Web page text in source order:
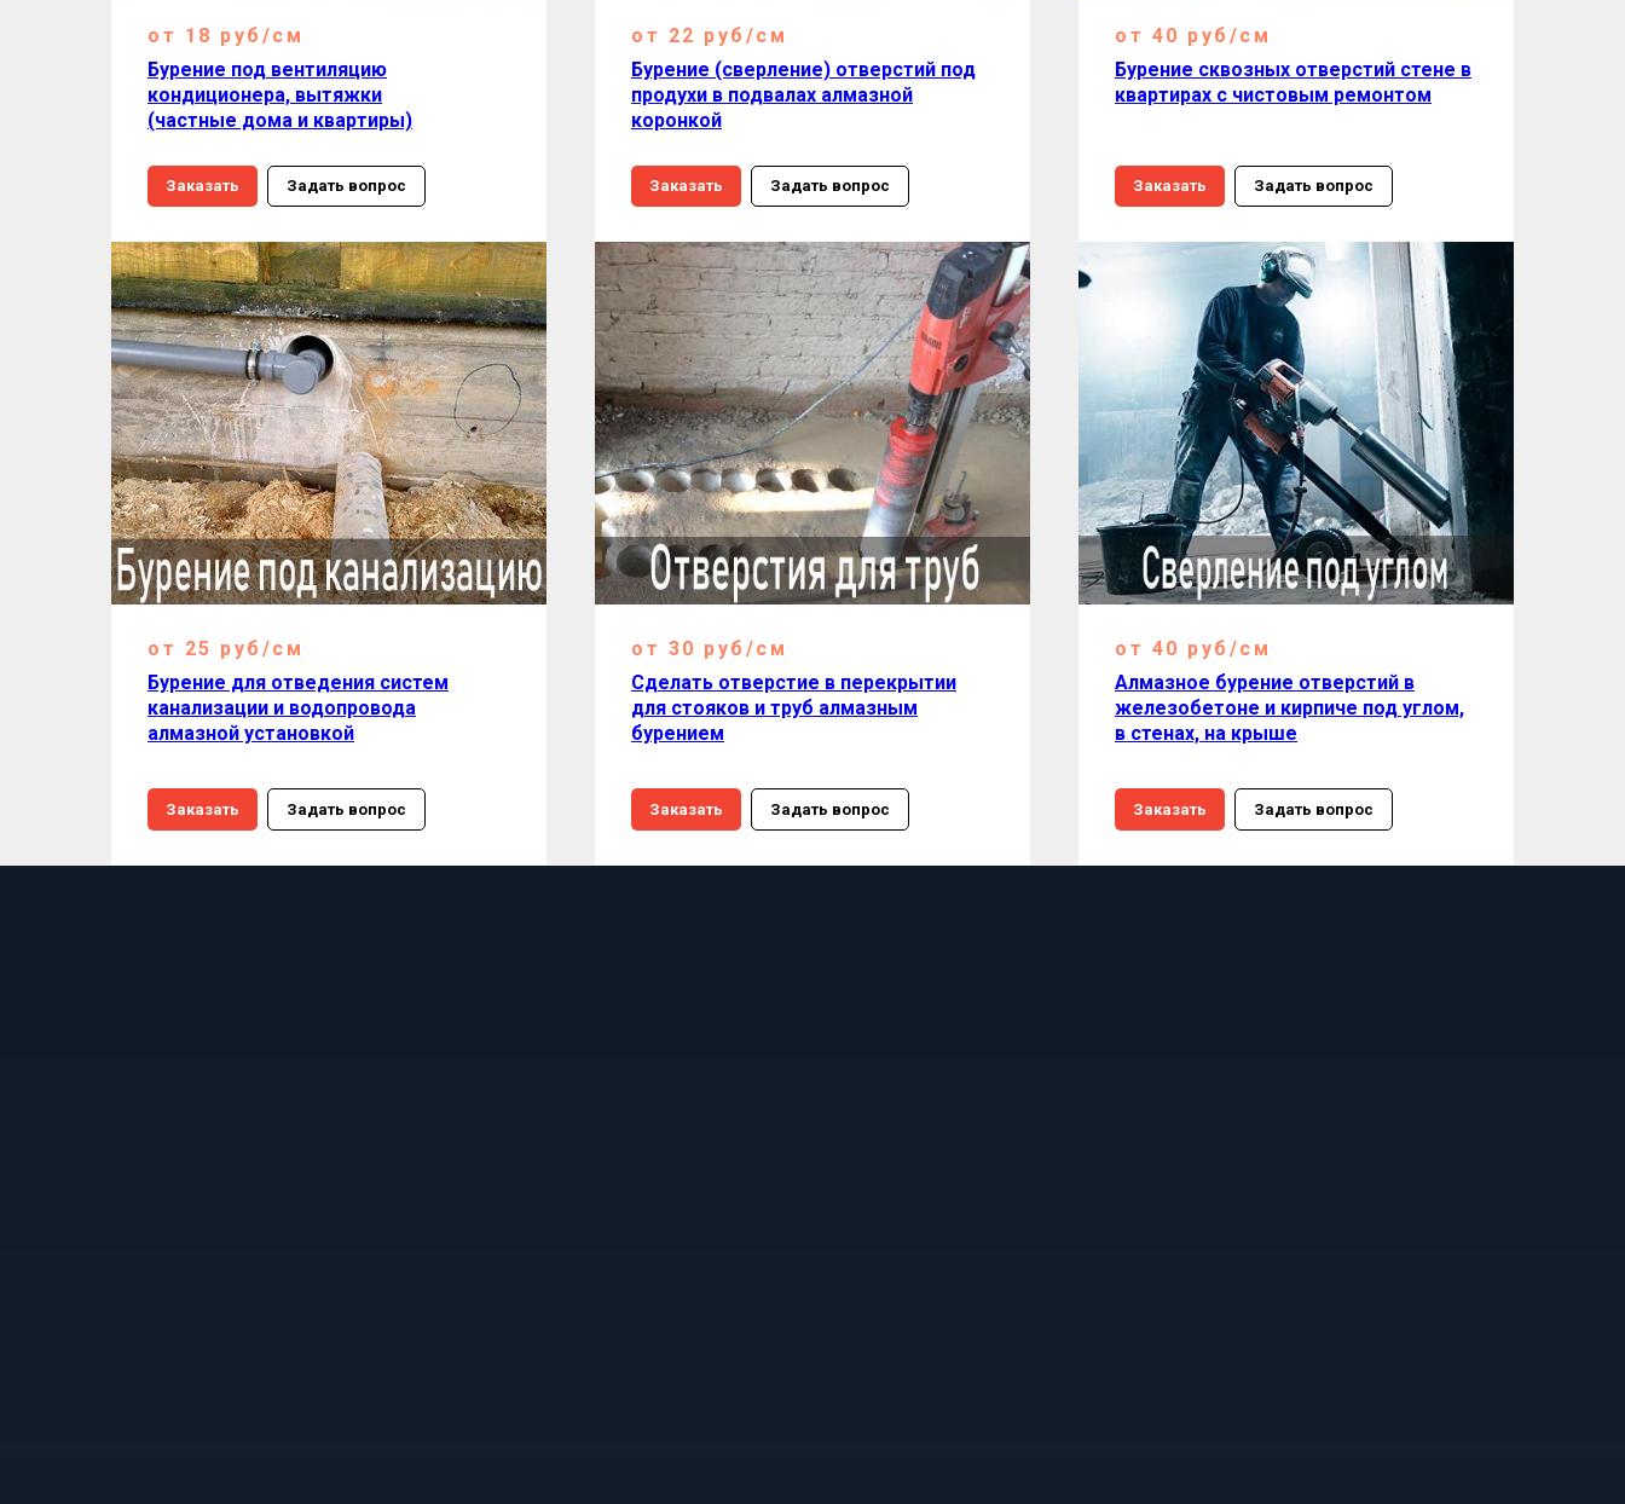
от 18 руб/см
Бурение под вентиляцию
кондиционера, вытяжки
(частные дома и квартиры)
Заказать Задать вопрос
от 22 руб/см
Бурение (сверление) отверстий под
продухи в подвалах алмазной
коронкой
Заказать Задать вопрос
от 40 руб/см
Бурение сквозных отверстий стене в
квартирах с чистовым ремонтом
Заказать Задать вопрос
от 25 руб/см
Бурение для отведения систем
канализации и водопровода
алмазной установкой
Заказать Задать вопрос
от 30 руб/см
Сделать отверстие в перекрытии
для стояков и труб алмазным
бурением
Заказать Задать вопрос
от 40 руб/см
Алмазное бурение отверстий в
железобетоне и кирпиче под углом,
в стенах, на крыше
Заказать Задать вопрос